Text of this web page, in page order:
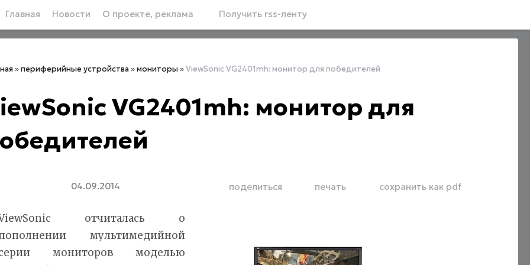
Главная Новости О проекте, реклама Получить rss-ленту
»периферийные устройства »мониторы »ViewSonic VG2401mh: монитор для победителей
VG2401mh: монитор для
04.09.2014 поделиться печать сохранить как pdf
отчиталась о
мультимедийной
мониторов моделью